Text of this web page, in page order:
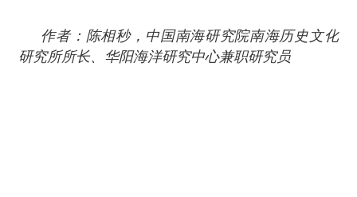
作者：陈相秒，中国南海研究院南海历史文化
研究所所长、华阳海洋研究中心兼职研究员